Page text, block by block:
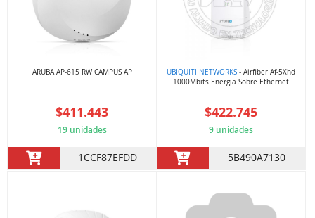
ARUBA AP-615 RW CAMPUS AP
$411.443
19 unidades
1CCF87EFDD
UBIQUITI NETWORKS- Airfiber Af-5Xhd
1000Mbits Energia Sobre Ethernet
$422.745
9 unidades
5B490A7130